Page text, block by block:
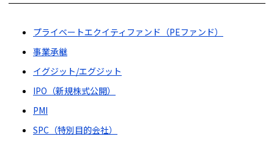
プライベートエクイティファンド（PEファンド）
事業承継
イグジット/エグジット
IPO（新規株式公開）
PMI
SPC（特別目的会社）